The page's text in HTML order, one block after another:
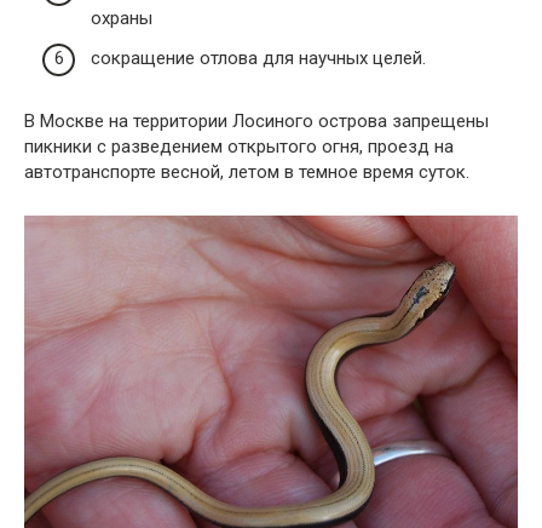
охраны
сокращение отлова для научных целей.
В Москве на территории Лосиного острова запрещены
пикники с разведением открытого огня, проезд на
автотранспорте весной, летом в темное время суток.